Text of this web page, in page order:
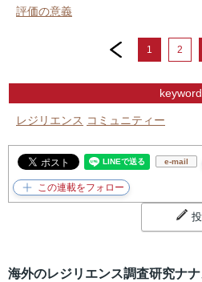
評価の意義
prev
1 2
keyword
レジリエンス コミュニティー
e-mail
海外のレジリエンス調査研究ナ